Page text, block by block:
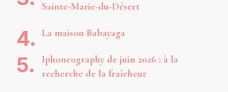
Sainte-Marie-du-Désert
La maison Babayaga
Iphoneography de juin 2026 : à la
recherche de la fraîcheur